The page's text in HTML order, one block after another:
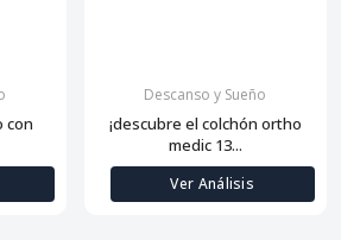
con
Descanso y Sueño
¡descubre el colchón ortho
medic 13...
Ver Análisis